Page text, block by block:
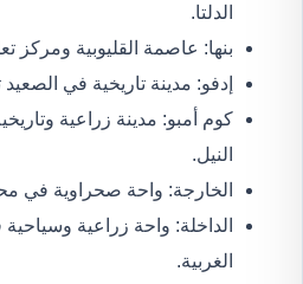
الدلتا.
بنها: عاصمة القليوبية ومركز
إدفو: مدينة تاريخية في
كوم أمبو: مدينة زراعية
النيل.
الخارجة: واحة صحراوية في
الداخلة: واحة زراعية
الغربية.